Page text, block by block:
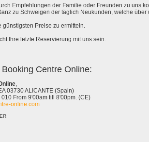
Empfehlungen der Familie oder Freunden zu uns
zu Schweigen der täglich Neukunden, welche über
günstigsten Preise zu ermitteln.
Ihre letzte Reservierung mit uns sein.
Centre Online:
,
03730 ALICANTE (Spain)
From 9'00am till 8'00pm. (CE)
online.com